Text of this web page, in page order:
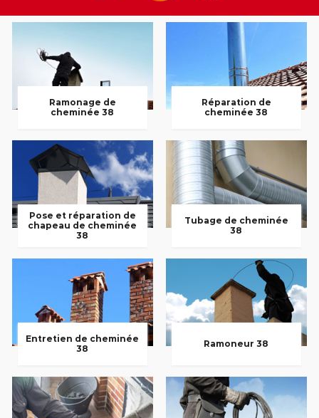
Ramonage de
cheminée 38
Réparation de
cheminée 38
Pose et réparation de
chapeau de cheminée
38
Tubage de cheminée
38
Entretien de cheminée
38
Ramoneur 38